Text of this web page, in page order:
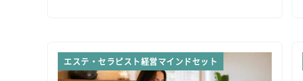
エステ・セラピスト経営マインドセット